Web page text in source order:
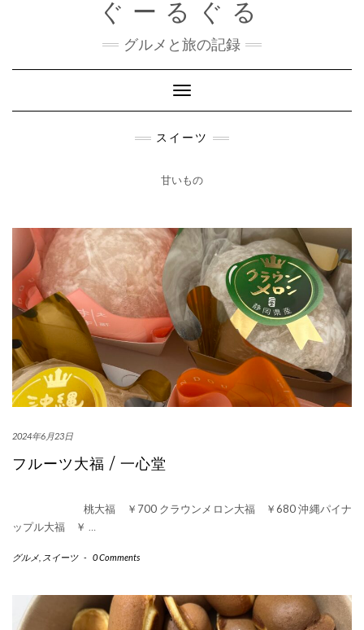
ぐーるぐる
グルメと旅の記録
Toggle
Navigation
スイーツ
甘いもの
2024年6月23日
フルーツ大福 / 一心堂
桃大福 ￥700 クラウンメロン大福 ￥680 沖縄パイナ
ップル大福 ￥ …
グルメ スイーツ - 0 Comments